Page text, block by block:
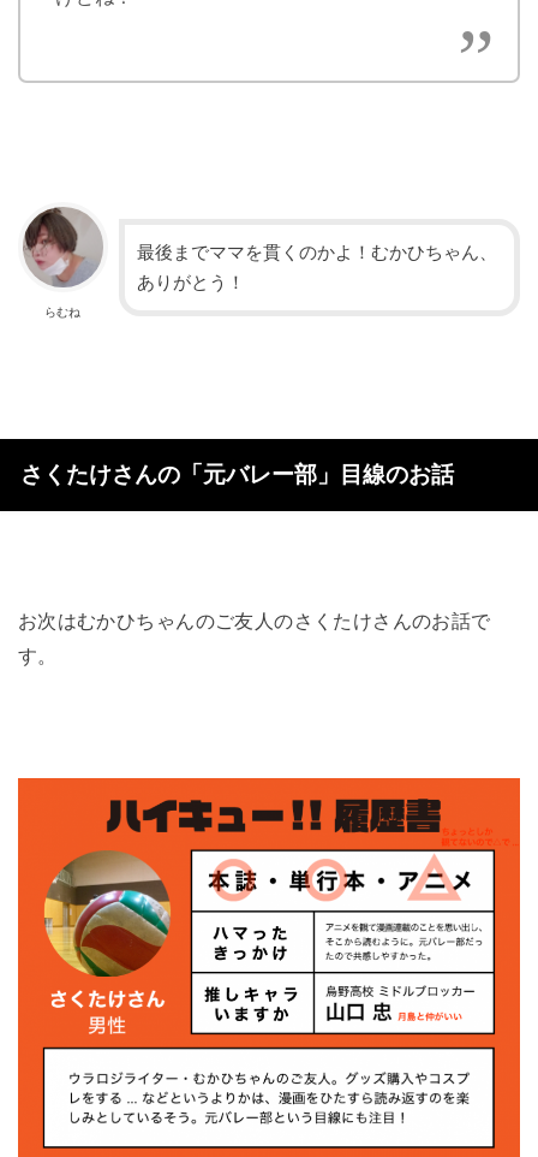
らむね
最後までママを貫くのかよ！むかひちゃん、
ありがとう！
さくたけさんの「元バレー部」目線のお話
お次はむかひちゃんのご友人のさくたけさんのお話で
す。